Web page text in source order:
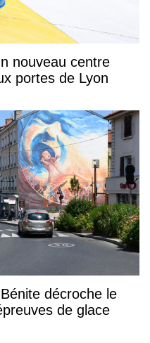
nouveau centre
portes de Lyon
décroche le
de glace